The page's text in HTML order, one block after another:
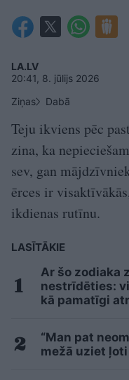
LA.LV
20:41, 8. jūlijs 2026
Ziņas
Dabā
Teju ikviens pēc
zina, ka
sev, gan
ērces ir
ikdienas rutīnu.
LASĪTĀKIE
Ar šo zodiaka
nestrīdēties:
kā pamatīgi
“Man pat
mežā uziet